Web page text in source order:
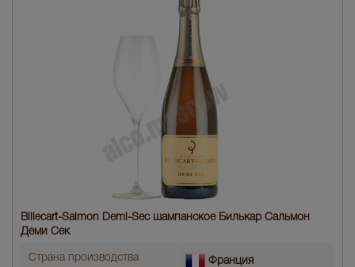
Billecart-Salmon Demi-Sec шампанское Билькар Сальмон
Деми Сек
Страна производства Франция